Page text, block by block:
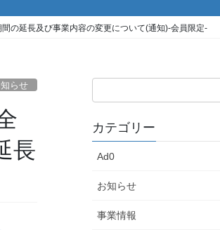
の延長及び事業内容の変更について(通知)-会員限定-
らせ
長
カテゴリー
Ad0
お知らせ
事業情報